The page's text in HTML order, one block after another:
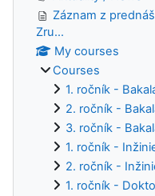
Záznam z
Zru...
My courses
Courses
1. ročník -
2. ročník -
3. ročník -
1. ročník -
2. ročník -
1. ročník -